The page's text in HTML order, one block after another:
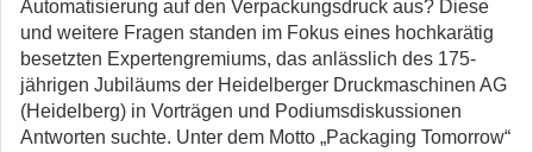
Automatisierung auf den Verpackungsdruck aus? Diese
und weitere Fragen standen im Fokus eines hochkarätig
besetzten Expertengremiums, das anlässlich des 175-
jährigen Jubiläums der Heidelberger Druckmaschinen AG
(Heidelberg) in Vorträgen und Podiumsdiskussionen
Antworten suchte. Unter dem Motto „Packaging Tomorrow“